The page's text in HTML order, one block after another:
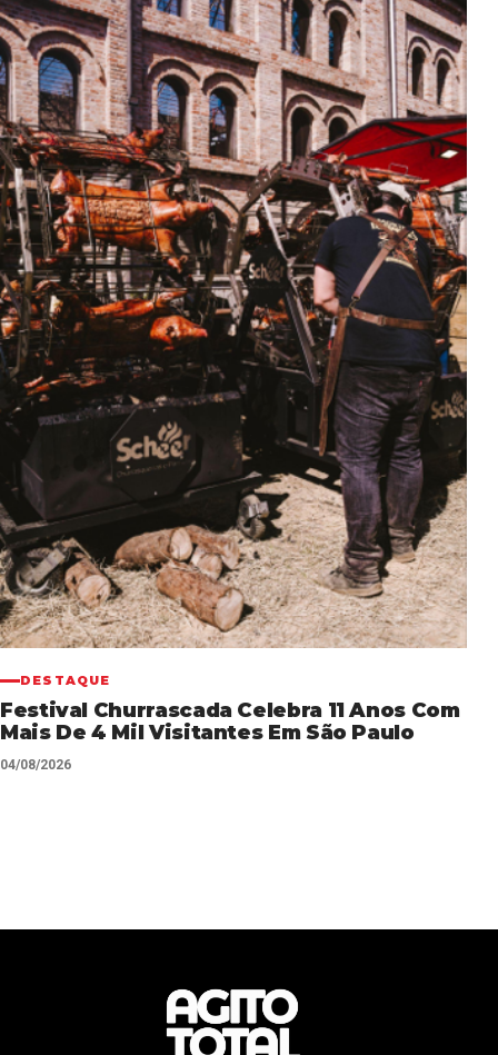
DESTAQUE
Festival Churrascada Celebra 11 Anos Com
Mais De 4 Mil Visitantes Em São Paulo
04/08/2026